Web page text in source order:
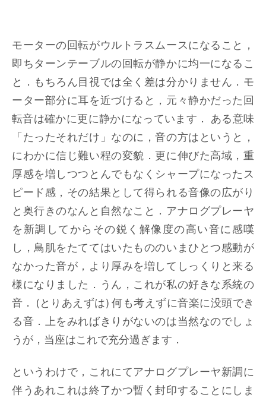
モーターの回転がウルトラスムースになること，
即ちターンテーブルの回転が静かに均一になるこ
と．もちろん目視では全く差は分かりません．モ
ーター部分に耳を近づけると，元々静かだった回
転音は確かに更に静かになっています． ある意味
「たったそれだけ」なのに，音の方はというと，
にわかに信じ難い程の変貌．更に伸びた高域，重
厚感を増しつつとんでもなくシャープになったス
ピード感，その結果として得られる音像の広がり
と奥行きのなんと自然なこと．アナログプレーヤ
を新調してからその鋭く解像度の高い音に感嘆
し，鳥肌をたててはいたもののいまひとつ感動が
なかった音が，より厚みを増してしっくりと来る
様になりました．うん，これが私の好きな系統の
音． (とりあえずは) 何も考えずに音楽に没頭でき
る音．上をみればきりがないのは当然なのでしょ
うが，当座はこれで充分過ぎます．
というわけで，これにてアナログプレーヤ新調に
伴うあれこれは終了かつ暫く封印することにしま